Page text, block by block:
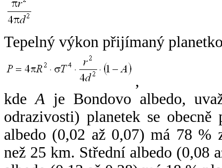
Tepelný výkon přijímaný
,
kdeA je Bondovo albedo,
odrazivosti) planetek se
albedo (0,02 až 0,07) má 78 %
než 25 km. Střední albedo (0,08